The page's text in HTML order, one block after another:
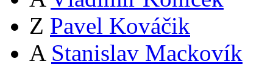
Z Pavel Kováčik
A Stanislav Mackovík